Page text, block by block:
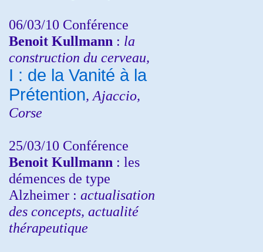
06/03/10 Conférence
Benoit Kullmann : la
construction du cerveau,
I : de la Vanité à la
Prétention, Ajaccio,
Corse
25/03/10 Conférence
Benoit Kullmann : les
démences de type
Alzheimer : actualisation
des concepts, actualité
thérapeutique